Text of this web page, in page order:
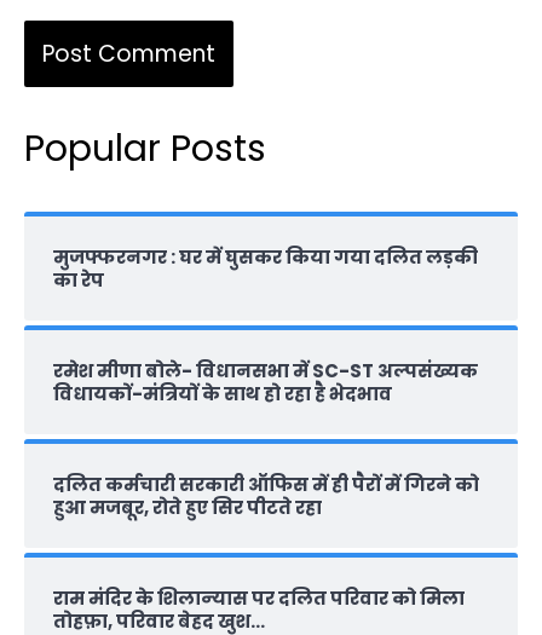
Popular Posts
मुजफ्फरनगर : घर में घुसकर किया गया दलित लड़की
का रेप
रमेश मीणा बोले- विधानसभा में SC-ST अल्पसंख्यक
विधायकों-मंत्रियों के साथ हो रहा है भेदभाव
दलित कर्मचारी सरकारी ऑफ‍िस में ही पैरों में गिरने को
हुआ मजबूर, रोते हुए सिर पीटते रहा
राम मंदिर के शिलान्‍यास पर दलित परिवार को मिला
तोहफ़ा, परिवार बेहद खुश…